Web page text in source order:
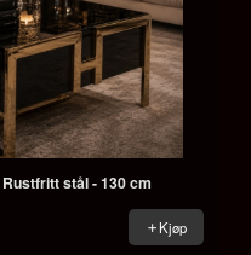
stål - 130 cm
Kjøp